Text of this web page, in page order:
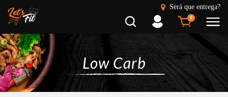
Será que entrega?
Busca Entrar 0
Low Carb